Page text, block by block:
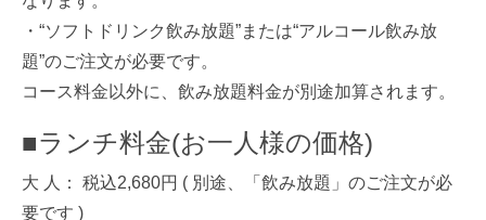
・“ソフトドリンク飲み放題”または“アルコール飲み放
題”のご注文が必要です。
コース料金以外に、飲み放題料金が別途加算されます。
■ランチ料金(お一人様の価格)
大 人： 税込2,680円 ( 別途、「飲み放題」のご注文が必
要です )